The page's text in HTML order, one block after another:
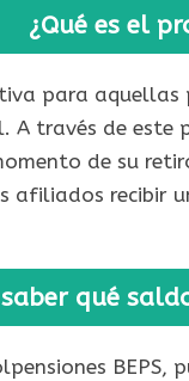
¿Qué es el
para
A través de
de su
recibir
qué
BEPS,